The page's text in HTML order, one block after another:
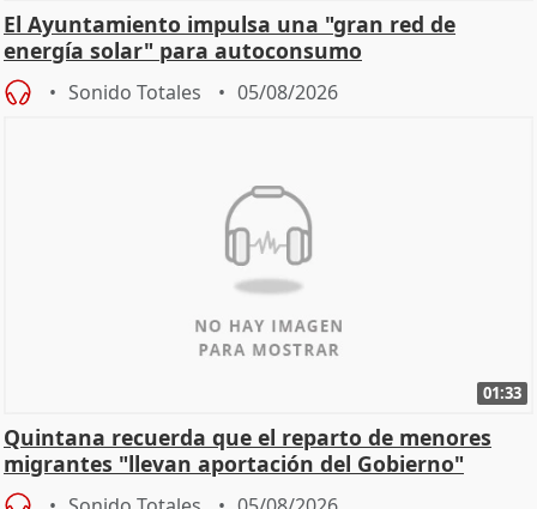
El Ayuntamiento impulsa una "gran red de
energía solar" para autoconsumo
Sonido Totales 05/08/2026
01:33
Quintana recuerda que el reparto de menores
migrantes "llevan aportación del Gobierno"
central